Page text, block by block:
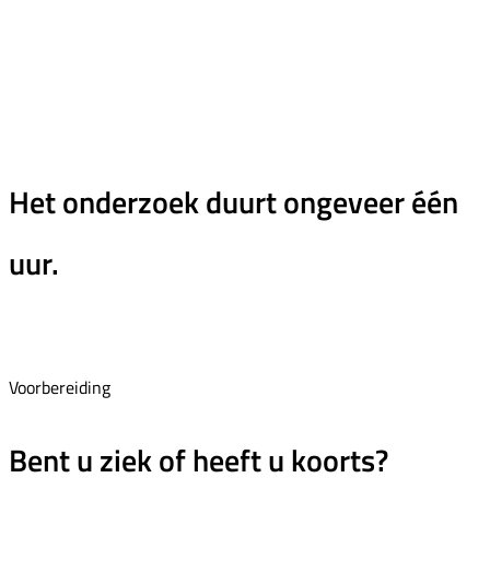
Het onderzoek duurt ongeveer één
uur.
Voorbereiding
Bent u ziek of heeft u koorts?